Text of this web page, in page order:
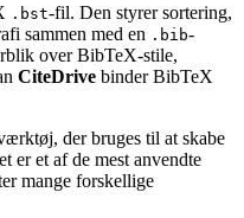
.bst-fil. Den styrer sortering,
sammen med en .bib-
over BibTeX-stile,
CiteDrive binder BibTeX
der bruges til at skabe
er et af de mest anvendte
mange forskellige